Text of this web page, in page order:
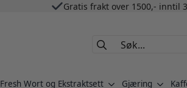
Gratis frakt over 1500,- inntil
Search
Fresh Wort og Ekstraktsett Gjæring